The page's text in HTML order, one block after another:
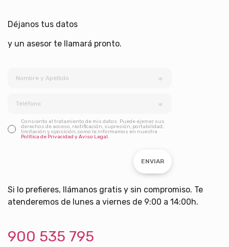
Déjanos tus datos
y un asesor te llamará pronto.
Consiento el tratamiento de mis datos. Puede ejercer sus
derechos de acceso, rectificación, supresión, portabilidad,
limitación y oposición, como le informamos en nuestra
Política de Privacidad y Aviso Legal.
ENVIAR
Si lo prefieres, llámanos gratis y sin compromiso. Te
atenderemos de lunes a viernes de 9:00 a 14:00h.
900 535 795